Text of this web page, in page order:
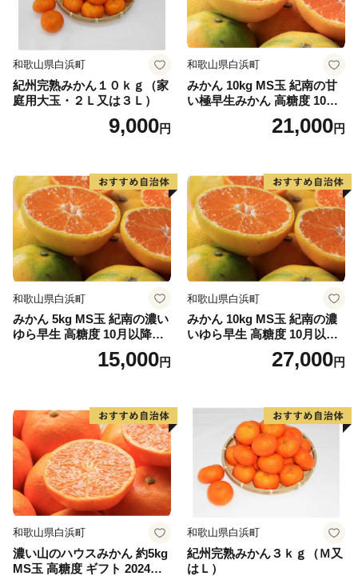
---------------------------------------------------------------------------
---
本サイトの運営は、株式会社ローカルがおこなっており
お電話及びメールは、当社がご対応いたします。
合せ先】
E-mail：hidakagawa@lo-cal.co.jp
TEL:050-6875-4016 FAX:050-3588-2325
和歌山県白浜町
紀州完熟みかん１０ｋｇ（家
庭用大玉・２Ｌ又は３Ｌ）
9,000円
和歌山県白浜町
みかん 10kg MS玉 紀南の甘
い極早生みかん 高糖度 10月
以降発送 マルチ被覆栽培
21,000円
和歌山県白浜町
みかん 5kg MS玉 紀南の濃い
ゆら早生 高糖度 10月以降発
送 マルチ被覆栽培15,000円
和歌山県白浜町
みかん 10kg MS玉 紀南の濃
いゆら早生 高糖度 10月以降
発送 マルチ被覆栽培27,000円
和歌山県白浜町
濃い山のハウスみかん 約5kg
MS玉 高糖度 ギフト 2024年7
和歌山県白浜町
紀州完熟みかん３ｋｇ（Ｍ又
はＬ）